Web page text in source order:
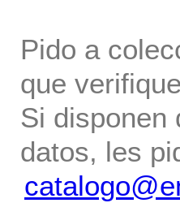
Pido a
que
Si disponen
datos, les